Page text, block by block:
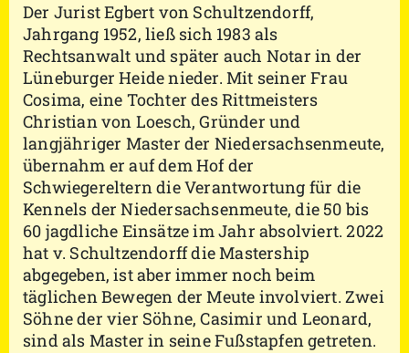
Der Jurist Egbert von Schultzendorff,
Jahrgang 1952, ließ sich 1983 als
Rechtsanwalt und später auch Notar in der
Lüneburger Heide nieder. Mit seiner Frau
Cosima, eine Tochter des Rittmeisters
Christian von Loesch, Gründer und
langjähriger Master der Niedersachsenmeute,
übernahm er auf dem Hof der
Schwiegereltern die Verantwortung für die
Kennels der Niedersachsenmeute, die 50 bis
60 jagdliche Einsätze im Jahr absolviert. 2022
hat v. Schultzendorff die Mastership
abgegeben, ist aber immer noch beim
täglichen Bewegen der Meute involviert. Zwei
Söhne der vier Söhne, Casimir und Leonard,
sind als Master in seine Fußstapfen getreten.